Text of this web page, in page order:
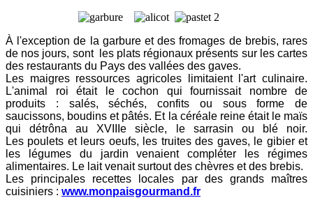
À l'exception de la garbure et des fromages de brebis, rares
de nos jours, sont les plats régionaux présents sur les cartes
des restaurants du Pays des vallées des gaves.
Les maigres ressources agricoles limitaient l'art culinaire.
L'animal roi était le cochon qui fournissait nombre de
produits : salés, séchés, confits ou sous forme de
saucissons, boudins et pâtés. Et la céréale reine était le maïs
qui détrôna au XVIIIe siècle, le sarrasin ou blé noir.
Les poulets et leurs oeufs, les truites des gaves, le gibier et
les légumes du jardin venaient compléter les régimes
alimentaires. Le lait venait surtout des chèvres et des brebis.
Les principales recettes locales par des grands maîtres
cuisiniers : www.monpaisgourmand.fr